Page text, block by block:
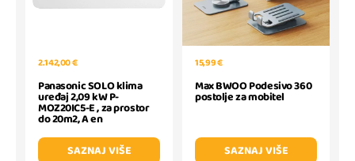
2.142,00 €
Panasonic SOLO klima
uređaj 2,09 kW P-
MOZ20IC5-E , za prostor
do 20m2, A en
SAZNAJ VIŠE
15,99 €
Max BWOO Podesivo 360
postolje za mobitel
SAZNAJ VIŠE